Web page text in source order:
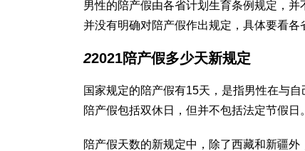
男性的陪产假由各省计划生育条例规定，
并没有明确对陪产假作出规定，具体要看各
22021陪产假多少天新规定
国家规定的陪产假有15天，是指男性在与
陪产假包括双休日，但并不包括法定节假日。
陪产假天数的新规定中，除了西藏和新疆